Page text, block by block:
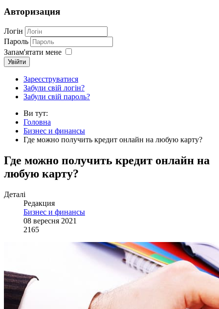
Авторизация
Логін
Пароль
Запам'ятати мене
Увійти
Зареєструватися
Забули свій логін?
Забули свій пароль?
Ви тут:
Головна
Бизнес и финансы
Где можно получить кредит онлайн на любую карту?
Где можно получить кредит онлайн на
любую карту?
Деталі
Редакция
Бизнес и финансы
08 вересня 2021
2165